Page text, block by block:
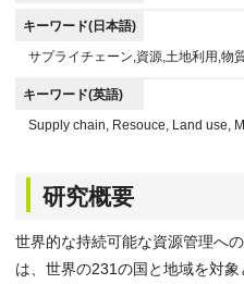
キーワード(日本語)
サプライチェーン,資源,土地利用,物
キーワード(英語)
Supply chain, Resouce, Land use,
研究概要
世界的な持続可能な資源管理へ
は、世界の231の国と地域を対